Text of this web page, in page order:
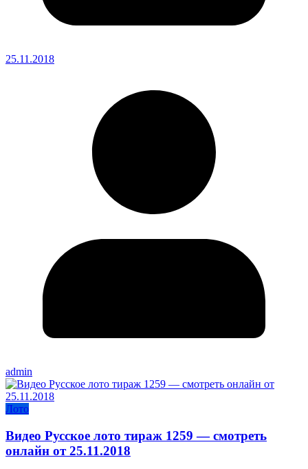
25.11.2018
admin
Лото
Видео Русское лото тираж 1259 — смотреть
онлайн от 25.11.2018